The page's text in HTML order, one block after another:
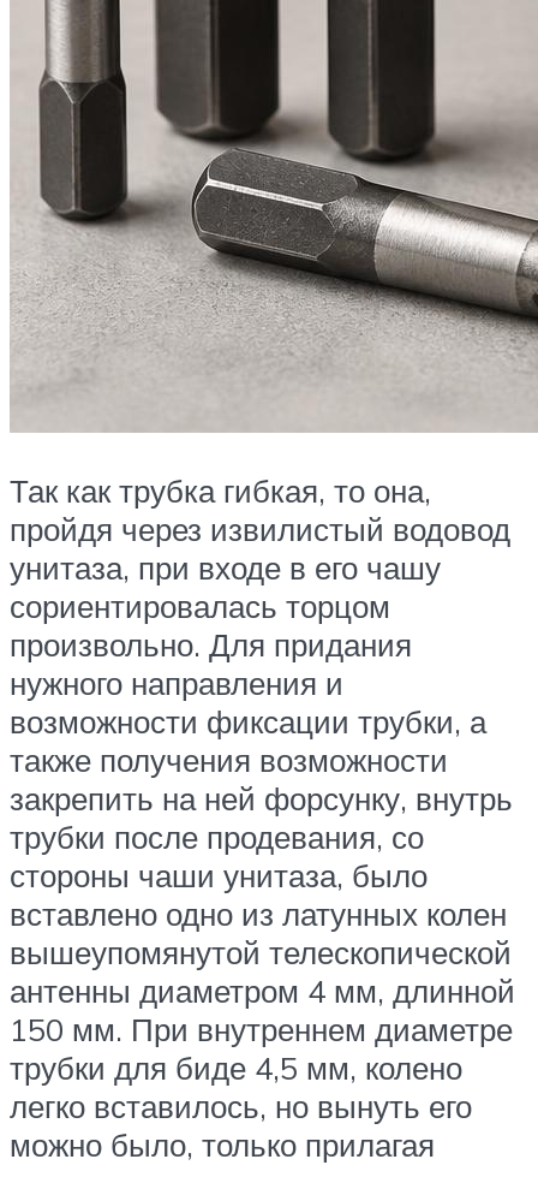
Так как трубка гибкая, то она,
пройдя через извилистый водовод
унитаза, при входе в его чашу
сориентировалась торцом
произвольно. Для придания
нужного направления и
возможности фиксации трубки, а
также получения возможности
закрепить на ней форсунку, внутрь
трубки после продевания, со
стороны чаши унитаза, было
вставлено одно из латунных колен
вышеупомянутой телескопической
антенны диаметром 4 мм, длинной
150 мм. При внутреннем диаметре
трубки для биде 4,5 мм, колено
легко вставилось, но вынуть его
можно было, только прилагая